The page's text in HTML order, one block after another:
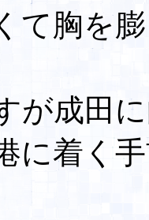
て胸を
が成田
に着く